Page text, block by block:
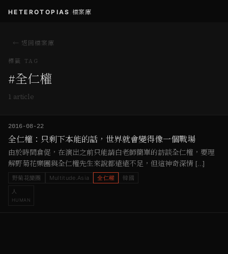
HETEROTOPIAS 檔案庫
← 返回檔案庫
標籤 TAG
#全仁權
1 article
2016-08-22
全仁權：只剩下本能的話，世界就會變得像一個戰場
由於時間倉促，在演出之前只能請白老師簡單的訪談全仁權，要理
解野菊花樂團與全仁權先生來說都遠遠不足，但這神奇深情 […]
野菊花樂團 Multitude.Asia 全仁權 韓國
人
HUMAN